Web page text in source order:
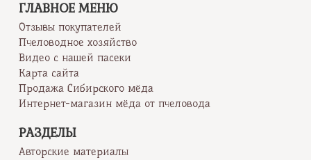
ГЛАВНОЕ МЕНЮ
Отзывы покупателей
Пчеловодное хозяйство
Видео с нашей пасеки
Карта сайта
Продажа Сибирского мёда
Интернет-магазин мёда от пчеловода
РАЗДЕЛЫ
Авторские материалы